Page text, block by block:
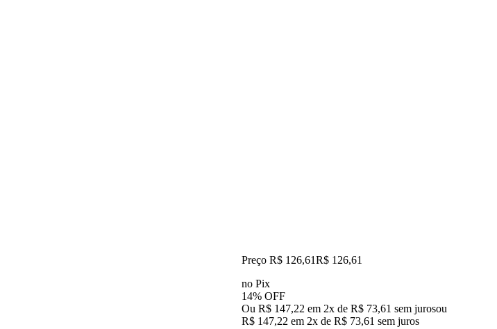
Preço R$ 126,61R$ 126,61
no Pix
14% OFF
Ou R$ 147,22 em 2x de R$ 73,61 sem jurosou
R$ 147,22 em 2x de R$ 73,61 sem juros